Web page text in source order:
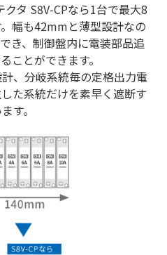
タ S8V-CPなら1台で最大8
幅も42mmと薄型設計なの
き、制御盤内に電装部品追
ことができます。
、分岐系統毎の定格出力電
た系統だけを素早く遮断す
す。